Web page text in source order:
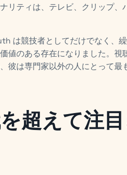
リティは、テレビ、クリップ、
は競技者としてだけでなく、
値のある存在になりました。視
彼は専門家以外の人にとって最
超えて注